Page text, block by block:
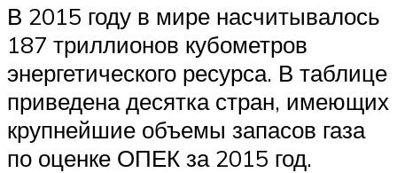
В 2015 году в мире насчитывалось
187 триллионов кубометров
энергетического ресурса. В таблице
приведена десятка стран, имеющих
крупнейшие объемы запасов газа
по оценке ОПЕК за 2015 год.